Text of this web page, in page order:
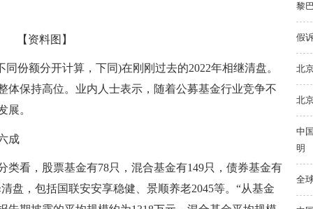
【资料图】
份额分开计算，下同)在刚刚过去的2022年相继清盘。
体保持高位。业内人士表示，随着公募基金行业竞争不
展。
成
类看，股票基金有78只，混合基金有149只，债券基金有
盘，包括国联安安享稳健、景顺养老2045等。“从基金
黎
假
北
北
中
明
全